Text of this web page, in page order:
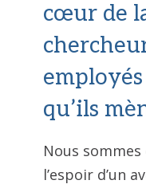
cœur de
qu’ils
Nous
l’espoir d’un